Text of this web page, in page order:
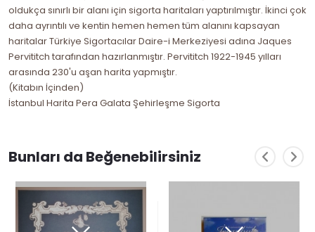
oldukça sınırlı bir alanı için sigorta haritaları yaptırılmıştır. İkinci çok
daha ayrıntılı ve kentin hemen hemen tüm alanını kapsayan
haritalar Türkiye Sigortacılar Daire-i Merkeziyesi adına Jaques
Pervititch tarafından hazırlanmıştır. Pervititch 1922-1945 yılları
arasında 230'u aşan harita yapmıştır.
(Kitabın İçinden)
İstanbul Harita Pera Galata Şehirleşme Sigorta
Bunları da Beğenebilirsiniz